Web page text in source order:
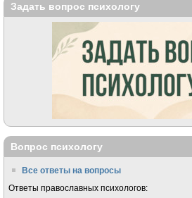
Задать вопрос психологу
Вопрос психологу
Все ответы на вопросы
Ответы православных психологов: